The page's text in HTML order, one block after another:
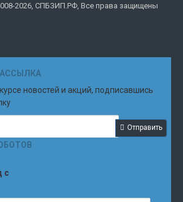
2026, СПБЗИП.РФ, Все права защищены
новостей и акций, подписавшись
Отправить
с